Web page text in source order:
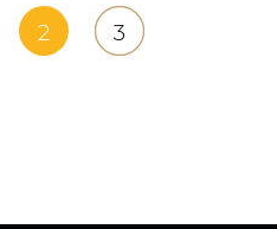
2 3